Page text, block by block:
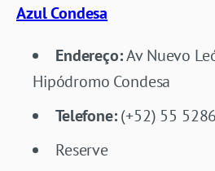
Azul Condesa
Endereço:Av Nuevo
Hipódromo Condesa
Telefone:(+52) 55
Reserve